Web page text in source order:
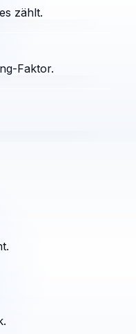
zählt.
Faktor.